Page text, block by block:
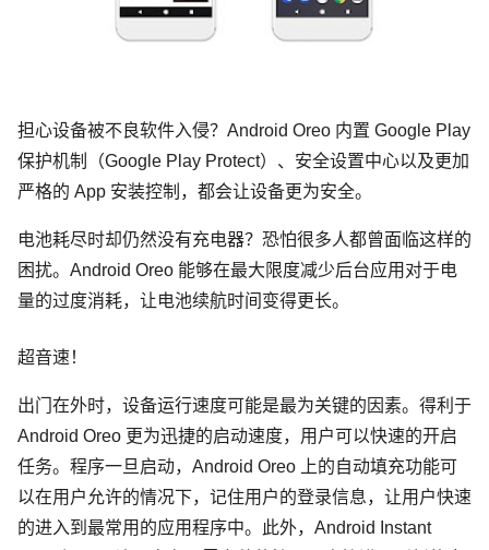
担心设备被不良软件入侵？Android Oreo 内置 Google Play
保护机制（Google Play Protect）、安全设置中心以及更加
严格的 App 安装控制，都会让设备更为安全。
电池耗尽时却仍然没有充电器？恐怕很多人都曾面临这样的
困扰。Android Oreo 能够在最大限度减少后台应用对于电
量的过度消耗，让电池续航时间变得更长。
超音速！
出门在外时，设备运行速度可能是最为关键的因素。得利于
Android Oreo 更为迅捷的启动速度，用户可以快速的开启
任务。程序一旦启动，Android Oreo 上的自动填充功能可
以在用户允许的情况下，记住用户的登录信息，让用户快速
的进入到最常用的应用程序中。此外，Android Instant